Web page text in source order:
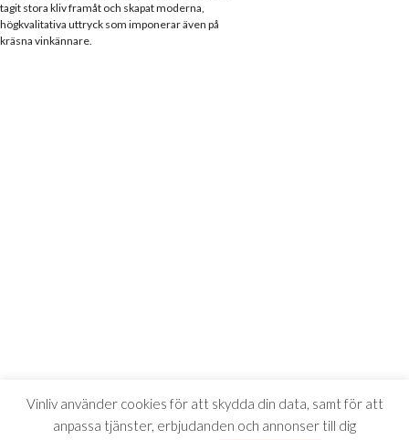
tagit stora kliv framåt och skapat moderna,
högkvalitativa uttryck som imponerar även på
kräsna vinkännare.
Vinliv använder cookies för att skydda din data, samt för att
anpassa tjänster, erbjudanden och annonser till dig